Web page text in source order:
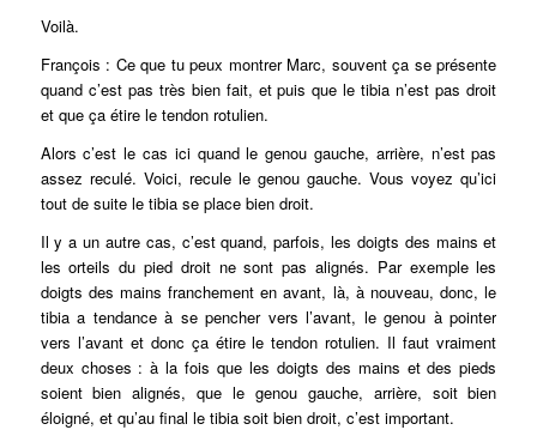
Voilà.
François : Ce que tu peux montrer Marc, souvent ça se présente
quand c’est pas très bien fait, et puis que le tibia n’est pas droit
et que ça étire le tendon rotulien.
Alors c’est le cas ici quand le genou gauche, arrière, n’est pas
assez reculé. Voici, recule le genou gauche. Vous voyez qu’ici
tout de suite le tibia se place bien droit.
Il y a un autre cas, c’est quand, parfois, les doigts des mains et
les orteils du pied droit ne sont pas alignés. Par exemple les
doigts des mains franchement en avant, là, à nouveau, donc, le
tibia a tendance à se pencher vers l’avant, le genou à pointer
vers l’avant et donc ça étire le tendon rotulien. Il faut vraiment
deux choses : à la fois que les doigts des mains et des pieds
soient bien alignés, que le genou gauche, arrière, soit bien
éloigné, et qu’au final le tibia soit bien droit, c’est important.